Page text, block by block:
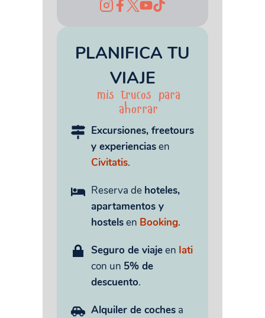
PLANIFICA TU
VIAJE
mis trucos para
ahorrar
Excursiones, freetours
y experienciasen
Civitatis.
Reserva de hoteles,
apartamentos y
hostelsen Booking.
Seguro de viajeen Iati
con un 5% de
descuento.
Alquiler de coches a